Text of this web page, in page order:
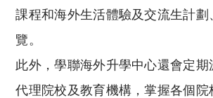
課程和海外生活體驗及交流生計劃
覽。
此外，學聯海外升學中心還會定期
代理院校及教育機構，掌握各個院